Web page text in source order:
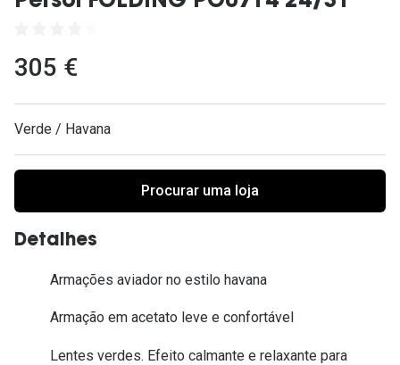
305 €
Verde / Havana
Procurar uma loja
Detalhes
Armações aviador no estilo havana
Armação em acetato leve e confortável
Lentes verdes. Efeito calmante e relaxante para